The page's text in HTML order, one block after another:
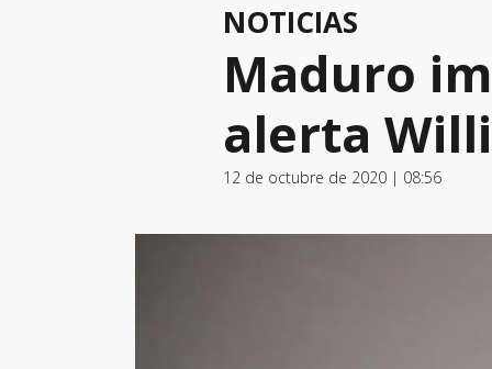
NOTICIAS
Maduro
alerta
12 de octubre de 2020 | 08:56